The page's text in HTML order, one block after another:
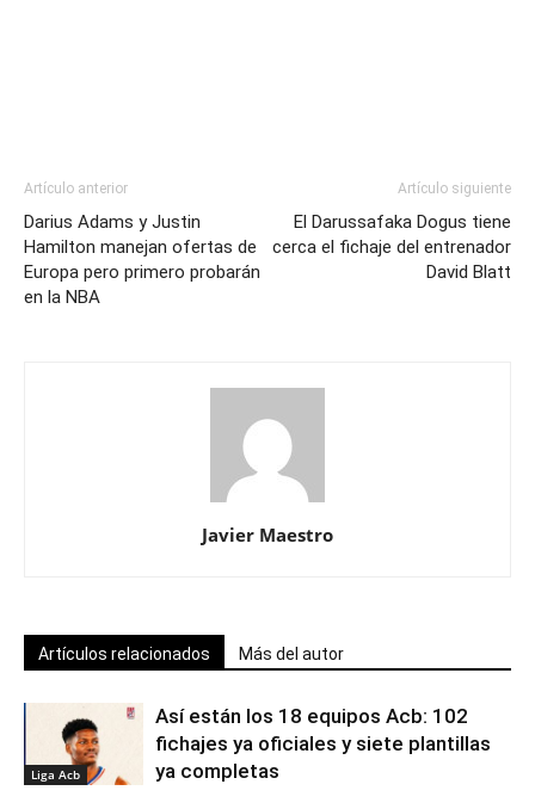
Artículo anterior
Darius Adams y Justin
Hamilton manejan ofertas de
Europa pero primero probarán
en la NBA
Artículo siguiente
El Darussafaka Dogus tiene
cerca el fichaje del entrenador
David Blatt
Javier Maestro
Artículos relacionados Más del autor
Liga Acb
Así están los 18 equipos Acb: 102
fichajes ya oficiales y siete plantillas
ya completas